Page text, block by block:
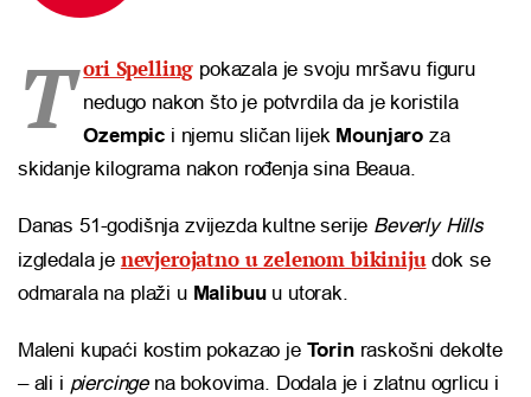
T ori Spelling pokazala je svoju mršavu figuru
nedugo nakon što je potvrdila da je koristila
Ozempic i njemu sličan lijek Mounjaro za
skidanje kilograma nakon rođenja sina Beaua.
Danas 51-godišnja zvijezda kultne serije Beverly Hills
izgledala je nevjerojatno u zelenom bikinijudok se
odmarala na plaži u Malibuuu utorak.
Maleni kupaći kostim pokazao je Torinraskošni dekolte
– ali i piercingena bokovima. Dodala je i zlatnu ogrlicu i